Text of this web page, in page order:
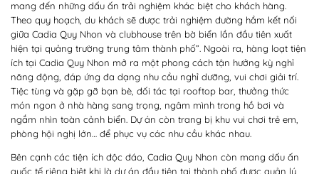
mang đến những dấu ấn trải nghiệm khác biệt cho khách hàng.
Theo quy hoạch, du khách sẽ được trải nghiệm đường hầm kết nối
giữa Cadia Quy Nhon và clubhouse trên bờ biển lần đầu tiên xuất
hiện tại quảng trường trung tâm thành phố”. Ngoài ra, hàng loạt tiện
ích tại Cadia Quy Nhon mở ra một phong cách tận hưởng kỳ nghỉ
năng động, đáp ứng đa dạng nhu cầu nghỉ dưỡng, vui chơi giải trí.
Tiệc tùng và gặp gỡ bạn bè, đối tác tại rooftop bar, thưởng thức
món ngon ở nhà hàng sang trọng, ngâm mình trong hồ bơi và
ngắm nhìn toàn cảnh biển. Dự án còn trang bị khu vui chơi trẻ em,
phòng hội nghị lớn… để phục vụ các nhu cầu khác nhau.
Bên cạnh các tiện ích độc đáo, Cadia Quy Nhon còn mang dấu ấn
quốc tế riêng biệt khi là dự án đầu tiên tại thành phố được quản lý